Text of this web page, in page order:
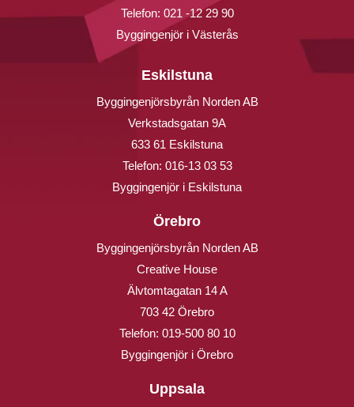
Telefon: 021 -12 29 90
Byggingenjör i Västerås
Eskilstuna
Byggingenjörsbyrån Norden AB
Verkstadsgatan 9A
633 61 Eskilstuna
Telefon: 016-13 03 53
Byggingenjör i Eskilstuna
Örebro
Byggingenjörsbyrån Norden AB
Creative House
Älvtomtagatan 14 A
703 42 Örebro
Telefon: 019-500 80 10
Byggingenjör i Örebro
Uppsala